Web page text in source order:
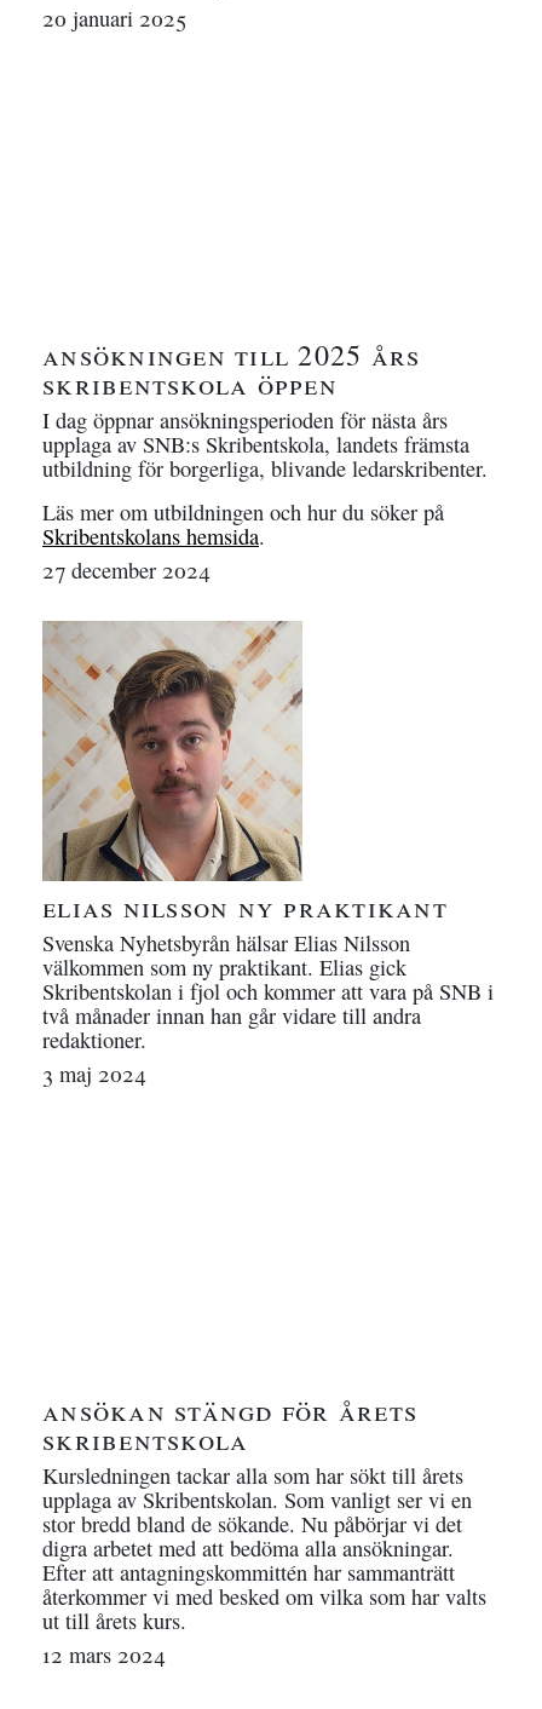
20 januari 2025
ansökningen till 2025 års
skribentskola öppen
I dag öppnar ansökningsperioden för nästa års
upplaga av SNB:s Skribentskola, landets främsta
utbildning för borgerliga, blivande ledarskribenter.
Läs mer om utbildningen och hur du söker på
Skribentskolans hemsida.
27 december 2024
elias nilsson ny praktikant
Svenska Nyhetsbyrån hälsar Elias Nilsson
välkommen som ny praktikant. Elias gick
Skribentskolan i fjol och kommer att vara på SNB i
två månader innan han går vidare till andra
redaktioner.
3 maj 2024
ansökan stängd för årets
skribentskola
Kursledningen tackar alla som har sökt till årets
upplaga av Skribentskolan. Som vanligt ser vi en
stor bredd bland de sökande. Nu påbörjar vi det
digra arbetet med att bedöma alla ansökningar.
Efter att antagningskommittén har sammanträtt
återkommer vi med besked om vilka som har valts
ut till årets kurs.
12 mars 2024